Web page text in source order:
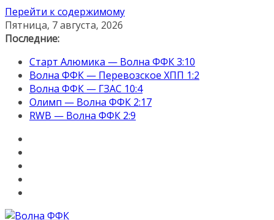
Перейти к содержимому
Пятница, 7 августа, 2026
Последние:
Старт Алюмика — Волна ФФК 3:10
Волна ФФК — Перевозское ХПП 1:2
Волна ФФК — ГЗАС 10:4
Олимп — Волна ФФК 2:17
RWB — Волна ФФК 2:9